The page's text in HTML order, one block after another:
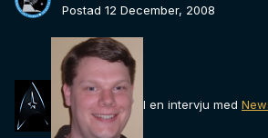
Postad 12 December, 2008
I en intervju med